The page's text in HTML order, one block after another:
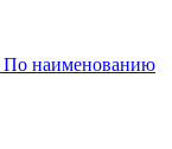
По наименованию